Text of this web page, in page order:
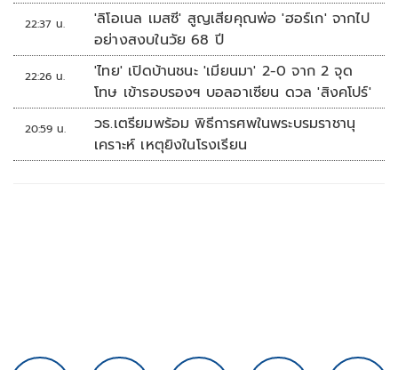
22:37 น.
'ลิโอเนล เมสซี' สูญเสียคุณพ่อ 'ฮอร์เก' จากไป
อย่างสงบในวัย 68 ปี
22:26 น.
'ไทย' เปิดบ้านชนะ 'เมียนมา' 2-0 จาก 2 จุด
โทษ เข้ารอบรองฯ บอลอาเซียน ดวล 'สิงคโปร์'
20:59 น.
วธ.เตรียมพร้อม พิธีการศพในพระบรมราชานุ
เคราะห์ เหตุยิงในโรงเรียน